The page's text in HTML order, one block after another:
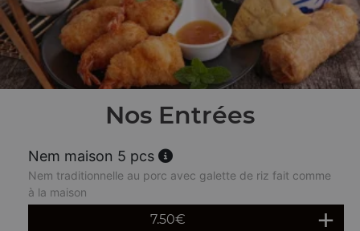
Nos Entrées
Nem maison 5 pcs
Nem traditionnelle au porc avec galette de riz fait comme
à la maison
7.50€